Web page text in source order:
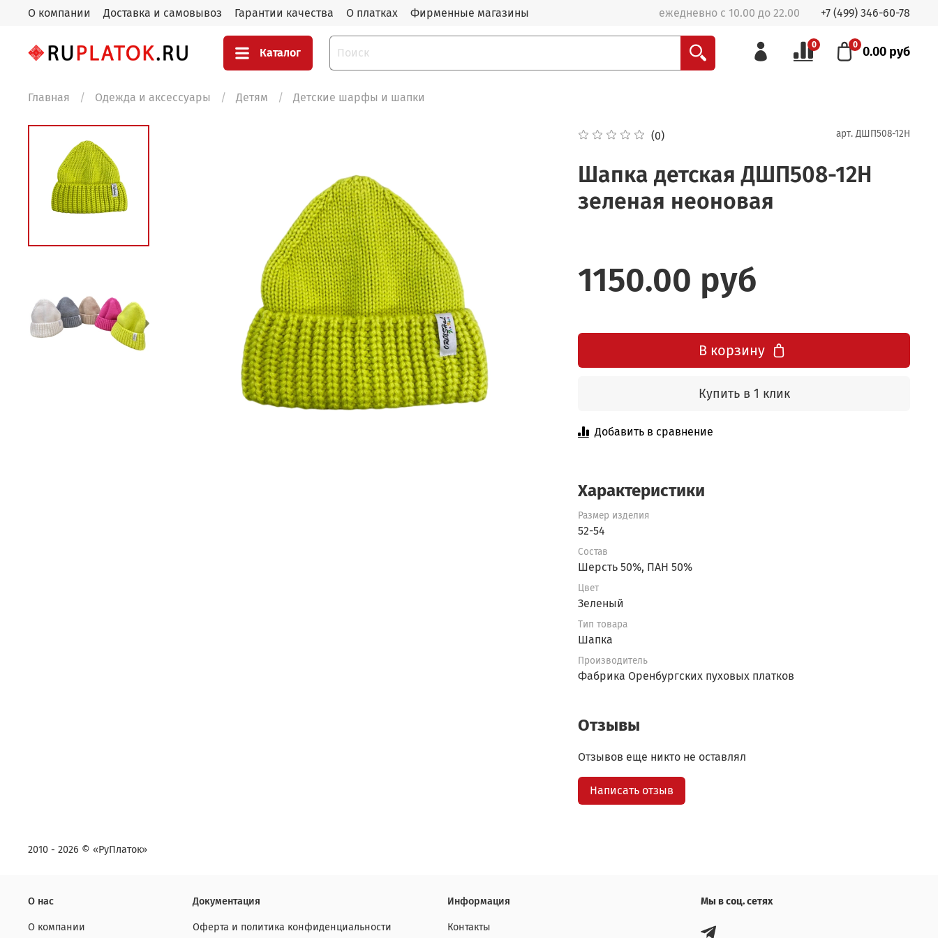
О компании Доставка и самовывоз Гарантии качества О платках Фирменные магазины ежедневно с 10.00 до 22.00 +7 (499) 346-60-78
Каталог
0 0 0.00 руб
Главная Одежда и аксессуары Детям Детские шарфы и шапки
(0) арт. ДШП508-12Н
Шапка детская ДШП508-12Н
зеленая неоновая
1150.00 руб
В корзину
Купить в 1 клик
Добавить в сравнение
Характеристики
Размер изделия
52-54
Состав
Шерсть 50%, ПАН 50%
Цвет
Зеленый
Тип товара
Шапка
Производитель
Фабрика Оренбургских пуховых платков
Отзывы
Отзывов еще никто не оставлял
Написать отзыв
2010 - 2026 © «РуПлаток»
О нас
О компании
Документация
Оферта и политика конфиденциальности
Информация
Контакты
Мы в соц. сетях